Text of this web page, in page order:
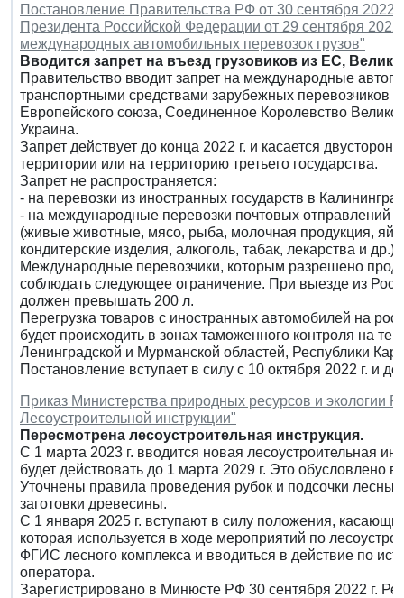
Постановление Правительства РФ от 30 сентября 2022
Президента Российской Федерации от 29 сентября
международных автомобильных перевозок грузов"
Вводится запрет на въезд грузовиков из ЕС,
Правительство вводит запрет на международные
транспортными средствами зарубежных перевозчиков
Европейского союза, Соединенное Королевство
Украина.
Запрет действует до конца 2022 г. и касается
территории или на территорию третьего государства.
Запрет не распространяется:
- на перевозки из иностранных государств в
- на международные перевозки почтовых отправлений
(живые животные, мясо, рыба, молочная продукция,
кондитерские изделия, алкоголь, табак, лекарства и др.).
Международные перевозчики, которым разрешено
соблюдать следующее ограничение. При выезде из
должен превышать 200 л.
Перегрузка товаров с иностранных автомобилей на
будет происходить в зонах таможенного контроля на
Ленинградской и Мурманской областей, Республики
Постановление вступает в силу с 10 октября 2022 г. и
Приказ Министерства природных ресурсов и экологии
Лесоустроительной инструкции"
Пересмотрена лесоустроительная инструкция.
С 1 марта 2023 г. вводится новая лесоустроительная
будет действовать до 1 марта 2029 г. Это обусловлено
Уточнены правила проведения рубок и подсочки
заготовки древесины.
С 1 января 2025 г. вступают в силу положения,
которая используется в ходе мероприятий по
ФГИС лесного комплекса и вводиться в действие по
оператора.
Зарегистрировано в Минюсте РФ 30 сентября 2022 г.